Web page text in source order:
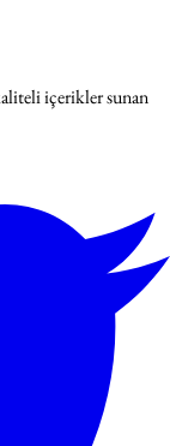
içerikler sunan